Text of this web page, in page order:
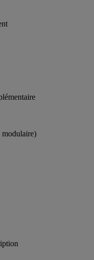
modulaire)